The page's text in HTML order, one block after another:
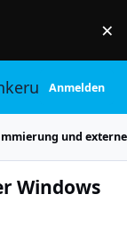
×
Anmelden
und
Windows